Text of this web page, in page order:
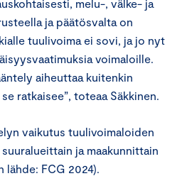
melu-, välke- ja
ja päätösvalta on
tuulivoima ei sovi, ja jo nyt
voimaloille.
aiheuttaa kuitenkin
ratkaisee”, toteaa Säkkinen.
vaikutus tuulivoimaloiden
ja maakunnittain
FCG 2024).